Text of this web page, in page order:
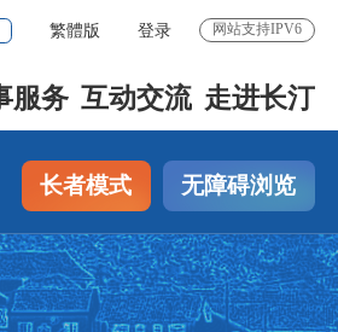
繁體版 登录 网站支持IPV6
服务 互动交流 走进长汀
长者模式 无障碍浏览